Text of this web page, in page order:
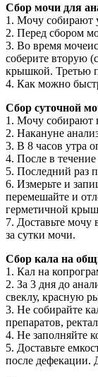
Сбор мочи для
1. Мочу собирают
2. Перед сбором
3. Во время
соберите вторую
крышкой. Третью
4. Как можно
Сбор суточной
1. Мочу собирают
2. Накануне
3. В 8 часов утра
4. После в
5. Последний раз
6. Измерьте и
перемешайте и
герметичной
7. Доставьте мочу
за сутки мочи.
Сбор кала на
1. Кал на
2. За 3 дня до
свеклу, красную
3. Не собирайте
препаратов,
4. Не заполняйте
5. Доставьте
после дефекации.